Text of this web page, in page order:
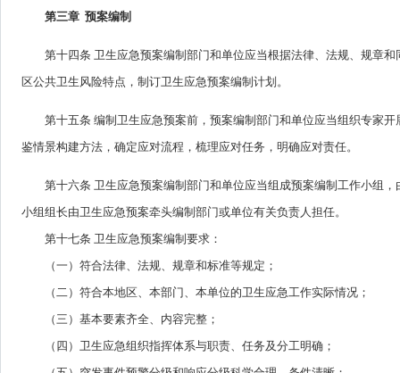
第三章 预案编制
第十四条 卫生应急预案编制部门和单位应当根据法律、法规、规章
区公共卫生风险特点，制订卫生应急预案编制计划。
第十五条 编制卫生应急预案前，预案编制部门和单位应当组织专家
鉴情景构建方法，确定应对流程，梳理应对任务，明确应对责任。
第十六条 卫生应急预案编制部门和单位应当组成预案编制工作小组
小组组长由卫生应急预案牵头编制部门或单位有关负责人担任。
第十七条 卫生应急预案编制要求：
（一）符合法律、法规、规章和标准等规定；
（二）符合本地区、本部门、本单位的卫生应急工作实际情况；
（三）基本要素齐全、内容完整；
（四）卫生应急组织指挥体系与职责、任务及分工明确；